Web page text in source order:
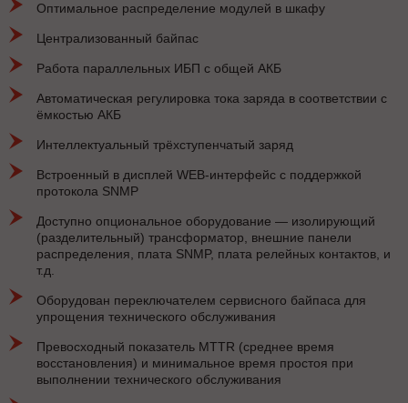
Оптимальное распределение модулей в шкафу
Централизованный байпас
Работа параллельных ИБП с общей АКБ
Автоматическая регулировка тока заряда в соответствии с
ёмкостью АКБ
Интеллектуальный трёхступенчатый заряд
Встроенный в дисплей WEB-интерфейс с поддержкой
протокола SNMP
Доступно опциональное оборудование — изолирующий
(разделительный) трансформатор, внешние панели
распределения, плата SNMP, плата релейных контактов, и
т.д.
Оборудован переключателем сервисного байпаса для
упрощения технического обслуживания
Превосходный показатель MTTR (среднее время
восстановления) и минимальное время простоя при
выполнении технического обслуживания